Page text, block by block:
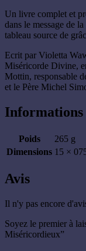
Un livre complet et
dans le message de
tableau source de
Ecrit par Violetta
Miséricorde Divine,
Mottin, responsable
et le Père Michel
Informations
Poids
265 g
Dimensions 15 ×
Avis
Il n'y pas encore
Soyez le premier à
Miséricordieux”